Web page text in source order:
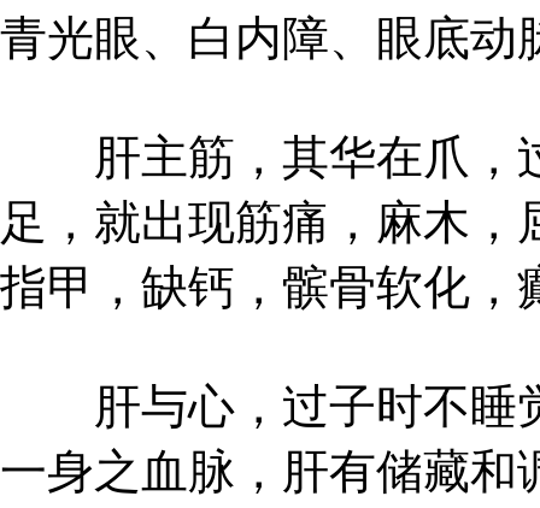
青光眼、白内障、眼底动
肝主筋，其华在爪，
足，就出现筋痛，麻木
指甲，缺钙，髌骨软化，
肝与心，过子时不睡
一身之血脉，肝有储藏和